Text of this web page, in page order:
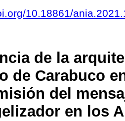
10.18861/
de la
de Carabuco
del
en los